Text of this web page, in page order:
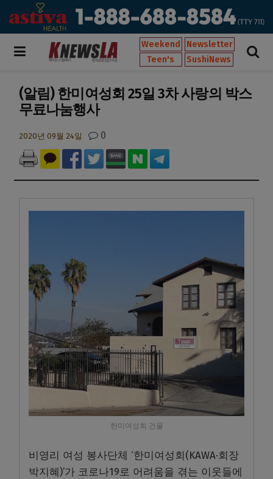
Weekend
Newsletter
Teen's
SushiNews
(알림) 한미여성회 25일 3차 사랑의 박스
무료나눔행사
2020년 09월 24일 0
한미여성회 건물
비영리 여성 봉사단체 ‘한미여성회(KAWA·회장
박지혜)’가 코로나19로 어려움을 겪는 이웃들에